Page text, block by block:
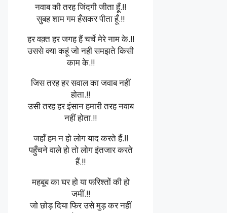
नवाब की तरह जिंदगी जीता हूँ.!!
सुबह शाम गम हँसकर पीता हूँ.!!
हर वक़्त हर जगह हैं चर्चे मेरे नाम के.!!
उससे क्या कहूं जो नही समझते किसी
काम के.!!
जिस तरह हर सवाल का जवाब नहीं
होता.!!
उसी तरह हर इंसान हमारी तरह नवाब
नहीं होता.!!
जहाँ हम न हो लोग याद करते हैं.!!
पहुँचने वाले हो तो लोग इंतजार करते
हैं.!!
महबूब का घर हो या फरिश्तों की हो
जमीं.!!
जो छोड़ दिया फिर उसे मुड़ कर नहीं